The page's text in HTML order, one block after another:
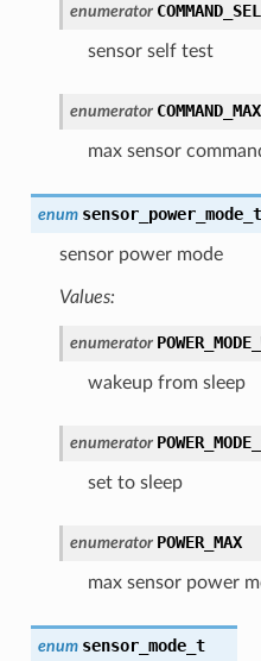
enumerator
sensor self test
enumerator COMMAND_MAX
max sensor
enum sensor_power_mode_t
sensor power mode
Values:
enumerator
wakeup from sleep
enumerator
set to sleep
enumerator POWER_MAX
max sensor power
enum sensor_mode_t